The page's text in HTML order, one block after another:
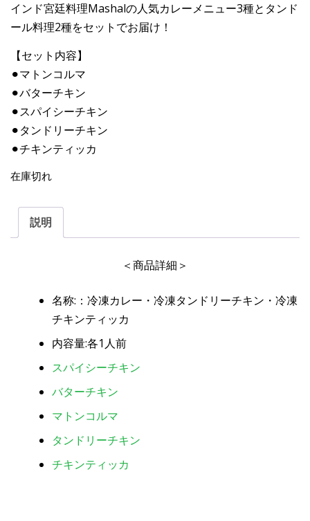
インド宮廷料理Mashalの人気カレーメニュー3種とタンド
ール料理2種をセットでお届け！
【セット内容】
⚫︎マトンコルマ
⚫︎バターチキン
⚫︎スパイシーチキン
⚫︎タンドリーチキン
⚫︎チキンティッカ
在庫切れ
説明
＜商品詳細＞
名称:：冷凍カレー・冷凍タンドリーチキン・冷凍
チキンティッカ
内容量:各1人前
スパイシーチキン
バターチキン
マトンコルマ
タンドリーチキン
チキンティッカ